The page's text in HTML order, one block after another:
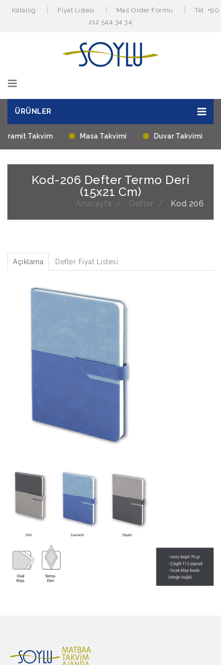
Katalog Fiyat Listesi Mail Order Formu
Tel: +90
212 544 34 34
ÜRÜNLER
Takvim Masa Takvimi Duvar Takvimi
Kod-206 Defter Termo Deri
(15x21 Cm)
Anasayfa Defter Kod 206
Açıklama Defter Fiyat Listesi